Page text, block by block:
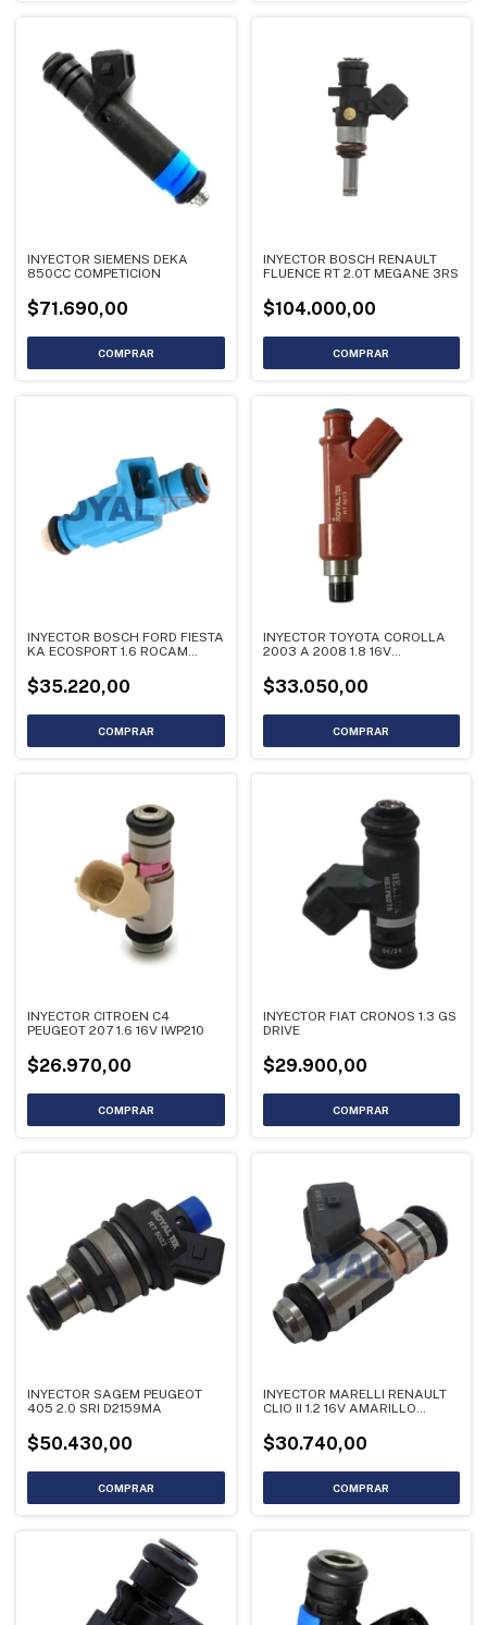
INYECTOR SIEMENS DEKA
850CC COMPETICION
$71.690,00
INYECTOR BOSCH RENAULT
FLUENCE RT 2.0T MEGANE 3RS
$104.000,00
INYECTOR BOSCH FORD FIESTA
KA ECOSPORT 1.6 ROCAM
$35.220,00
INYECTOR TOYOTA COROLLA
2003 A 2008 1.8 16V
$33.050,00
INYECTOR CITROEN C4
PEUGEOT 207 1.6 16V IWP210
$26.970,00
INYECTOR FIAT CRONOS 1.3 GS
DRIVE
$29.900,00
INYECTOR SAGEM PEUGEOT
405 2.0 SRI D2159MA
$50.430,00
INYECTOR MARELLI RENAULT
CLIO II 1.2 16V AMARILLO
$30.740,00